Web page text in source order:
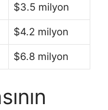
$3.5 milyon
$4.2 milyon
$6.8 milyon